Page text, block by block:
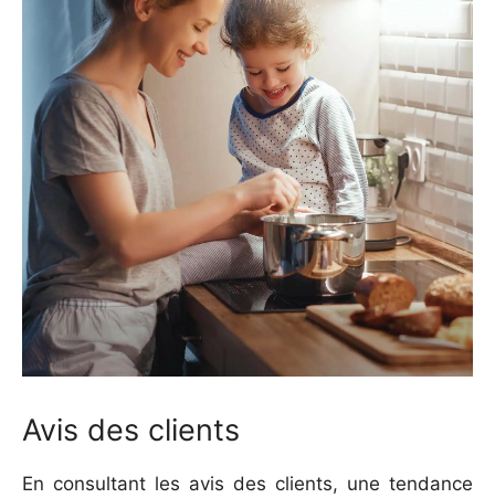
Avis des clients
En consultant les avis des clients, une tendance